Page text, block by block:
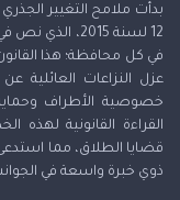
بدأت ملامح التغيير
12 لسنة 2015،
في كل محافظة؛ هذا
عزل النزاعات العائلية
خصوصية الأطراف
القراءة القانونية لهذه
قضايا الطلاق، مما
ذوي خبرة واسعة في